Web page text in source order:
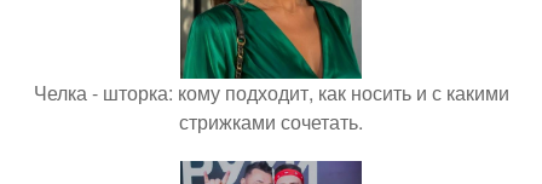
Челка - шторка: кому подходит, как носить и с какими
стрижками сочетать.